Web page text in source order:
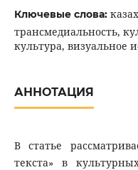
Ключевые слова:
трансмедиальность,
культура, визуальное
АННОТАЦИЯ
В статье
текста» в